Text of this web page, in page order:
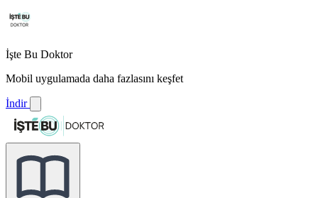
İşte Bu Doktor
Mobil uygulamada daha fazlasını keşfet
İndir